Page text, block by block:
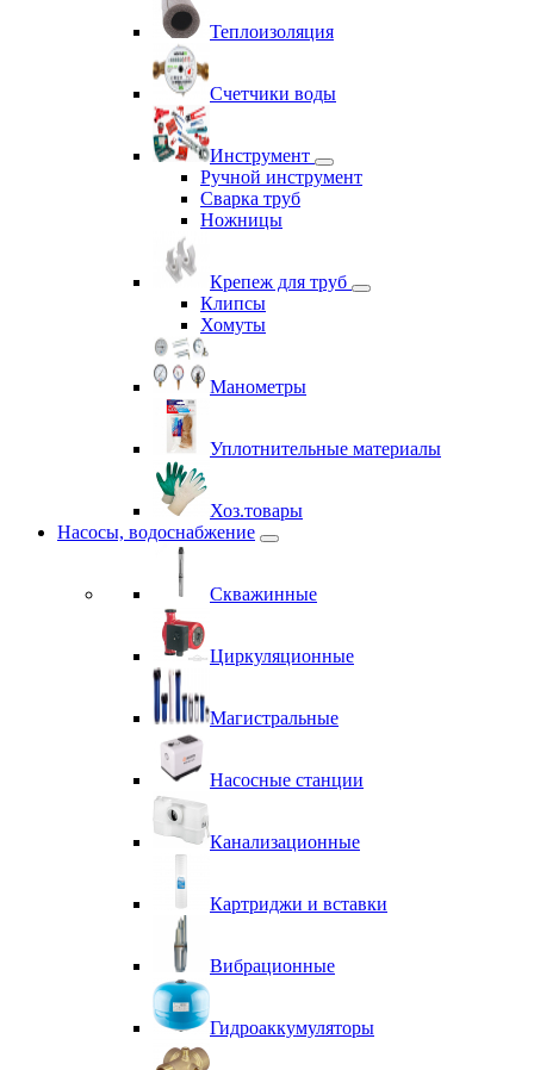
Теплоизоляция
Счетчики воды
Инструмент
Ручной инструмент
Сварка труб
Ножницы
Крепеж для труб
Клипсы
Хомуты
Манометры
Уплотнительные материалы
Хоз.товары
Насосы, водоснабжение
Скважинные
Циркуляционные
Магистральные
Насосные станции
Канализационные
Картриджи и вставки
Вибрационные
Гидроаккумуляторы